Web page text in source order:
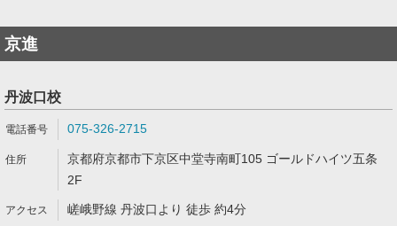
京進
丹波口校
075-326-2715
京都府京都市下京区中堂寺南町105 ゴールドハイツ五条
2F
嵯峨野線 丹波口より 徒歩 約4分